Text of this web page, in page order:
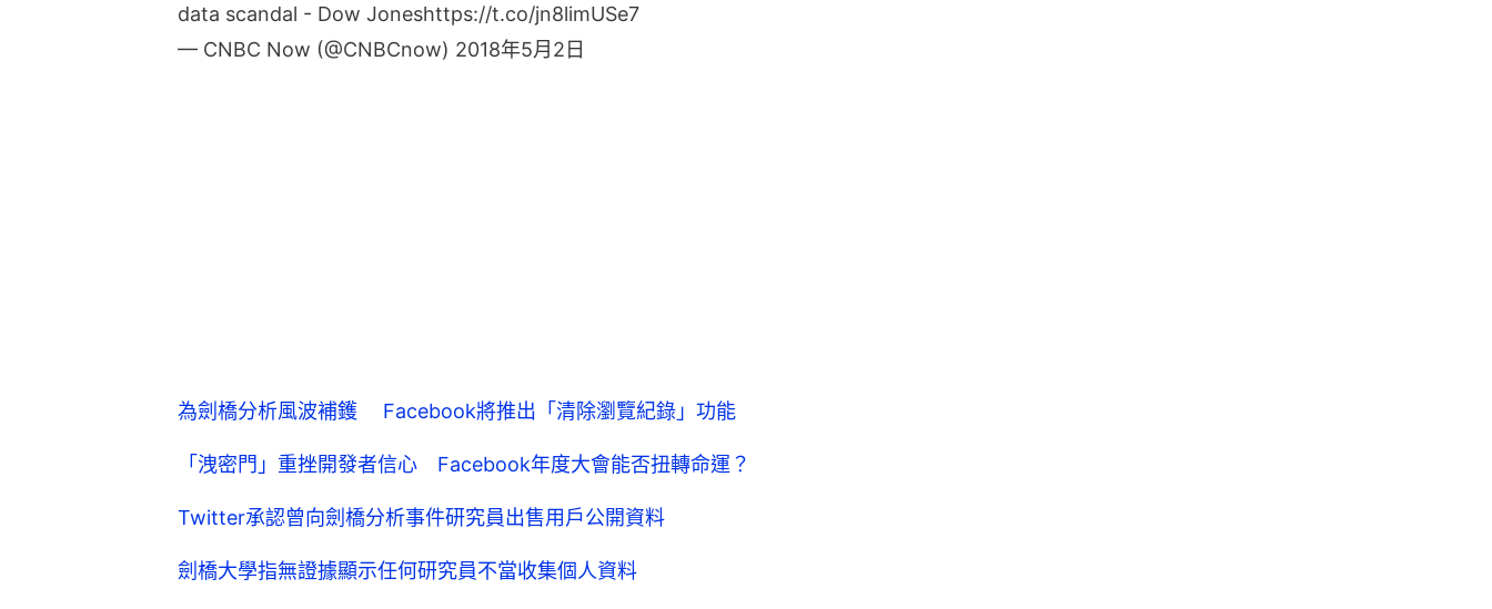
data scandal - Dow Joneshttps://t.co/jn8limUSe7
— CNBC Now (@CNBCnow) 2018年5月2日
為劍橋分析風波補鑊 Facebook將推出「清除瀏覽紀錄」功能
「洩密門」重挫開發者信心 Facebook年度大會能否扭轉命運？
Twitter承認曾向劍橋分析事件研究員出售用戶公開資料
劍橋大學指無證據顯示任何研究員不當收集個人資料